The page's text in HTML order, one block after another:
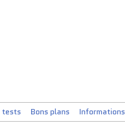
tests Bons plans Informations